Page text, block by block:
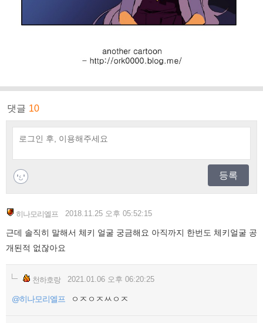
댓글 10
등록
히나모리엘프 2018.11.25 오후 05:52:15
근데 솔직히 말해서 체키 얼굴 궁금해요 아직까지 한번도 체키얼굴 공
개된적 없잖아요
천하호랑 2021.01.06 오후 06:20:25
@히나모리엘프 ㅇㅈㅇㅈㅆㅇㅈ